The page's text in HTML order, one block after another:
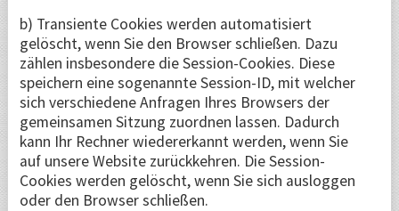
b) Transiente Cookies werden automatisiert
gelöscht, wenn Sie den Browser schließen. Dazu
zählen insbesondere die Session-Cookies. Diese
speichern eine sogenannte Session-ID, mit welcher
sich verschiedene Anfragen Ihres Browsers der
gemeinsamen Sitzung zuordnen lassen. Dadurch
kann Ihr Rechner wiedererkannt werden, wenn Sie
auf unsere Website zurückkehren. Die Session-
Cookies werden gelöscht, wenn Sie sich ausloggen
oder den Browser schließen.